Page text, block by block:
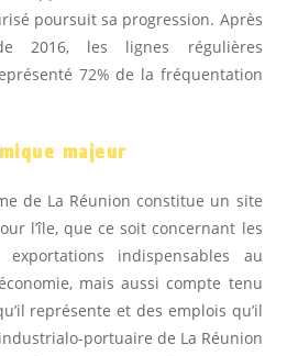
poursuit sa progression. Après
2016, les lignes régulières
72% de la fréquentation
majeur
de La Réunion constitue un site
l’île, que ce soit concernant les
indispensables au
mais aussi compte tenu
représente et des emplois qu’il
portuaire de La Réunion